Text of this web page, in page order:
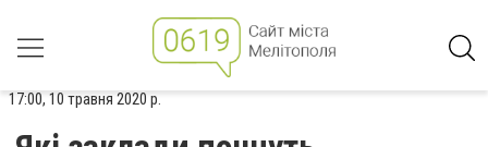
17:00, 10 травня 2020 р.